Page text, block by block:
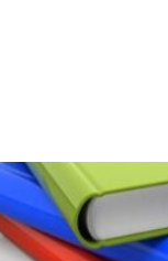
Le
prix
initial
était :
39,60 €.
prix
est :
19,80 €.